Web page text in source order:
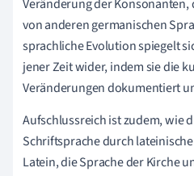
Veränderung der
von anderen germanischen
sprachliche Evolution spiegelt
jener Zeit wider, indem sie die
Veränderungen dokumentiert
Aufschlussreich ist zudem, wie
Schriftsprache durch
Latein, die Sprache der Kirche